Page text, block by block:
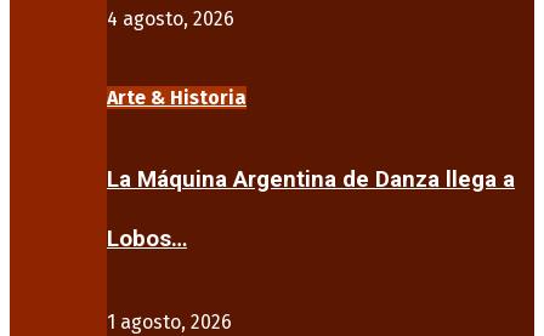
4 agosto, 2026
Arte & Historia
La Máquina Argentina de Danza llega a
Lobos…
1 agosto, 2026